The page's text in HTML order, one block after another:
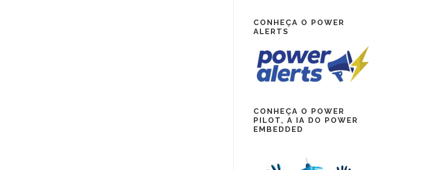
CONHEÇA O POWER
ALERTS
CONHEÇA O POWER
PILOT, A IA DO POWER
EMBEDDED